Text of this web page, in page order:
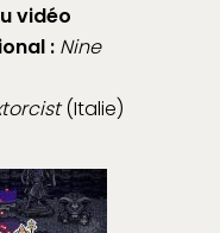
vidéo
: Nine
(Italie)